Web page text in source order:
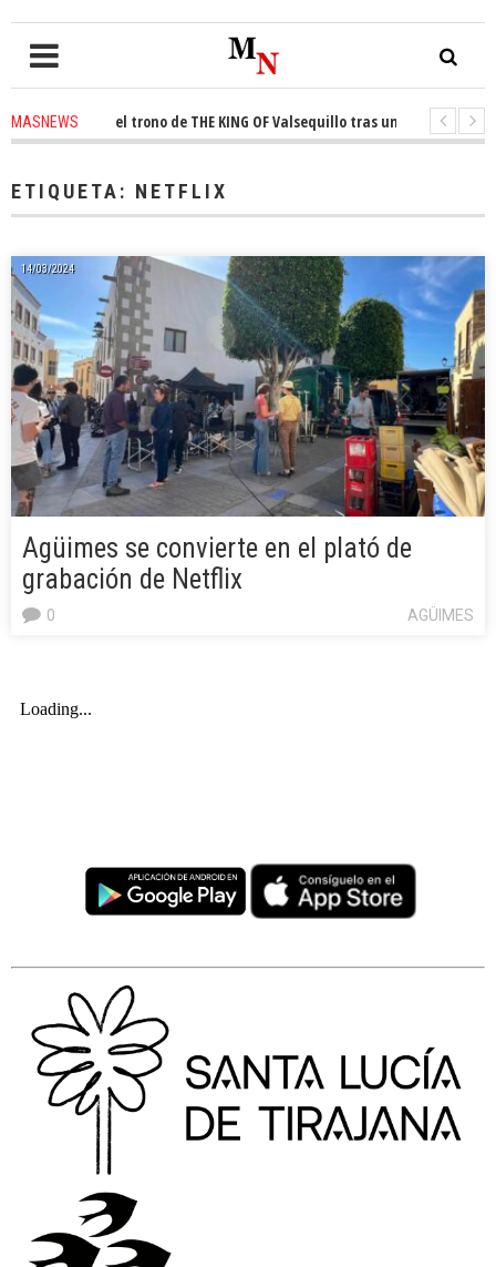
MASNEWSel trono de THE KING OF Valsequillo tras una jornada de
ETIQUETA: NETFLIX
14/03/2024
Agüimes se convierte en el plató de
grabación de Netflix
AGÜIMES
0